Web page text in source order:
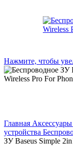
Нажмите, чтобы
Главная
устройства
ЗУ Baseus Simple